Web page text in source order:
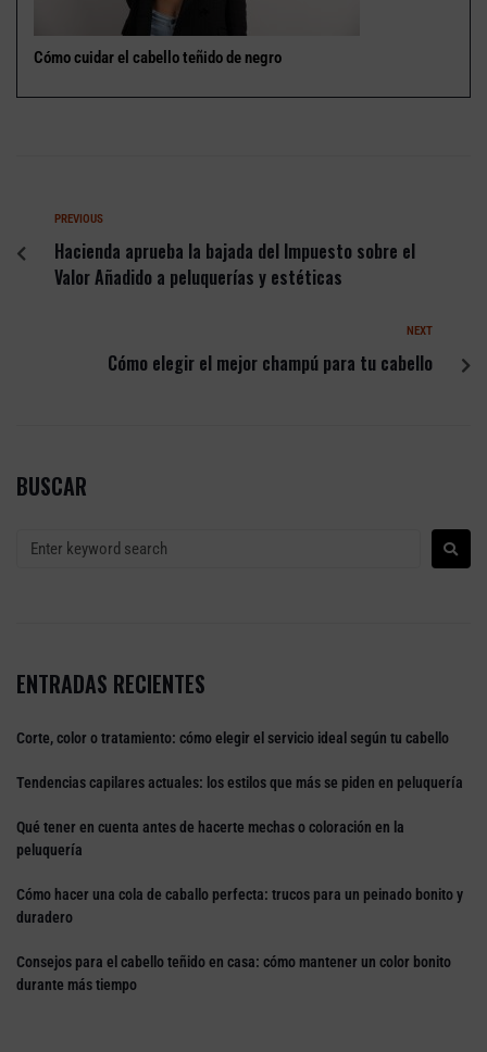
Cómo cuidar el cabello teñido de negro
PREVIOUS
Hacienda aprueba la bajada del Impuesto sobre el
Valor Añadido a peluquerías y estéticas
NEXT
Cómo elegir el mejor champú para tu cabello
BUSCAR
ENTRADAS RECIENTES
Corte, color o tratamiento: cómo elegir el servicio ideal según tu cabello
Tendencias capilares actuales: los estilos que más se piden en peluquería
Qué tener en cuenta antes de hacerte mechas o coloración en la
peluquería
Cómo hacer una cola de caballo perfecta: trucos para un peinado bonito y
duradero
Consejos para el cabello teñido en casa: cómo mantener un color bonito
durante más tiempo